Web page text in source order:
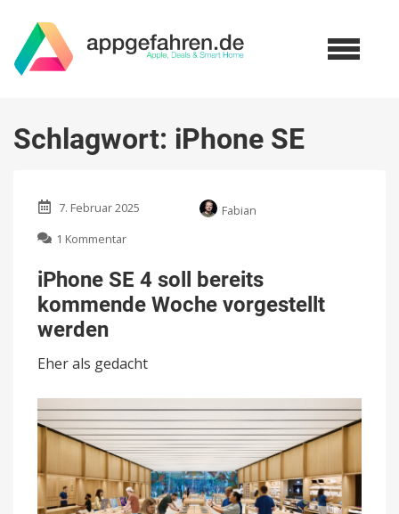
Schlagwort: iPhone SE
7. Februar 2025
Fabian
1 Kommentar
SE
4
soll
Woche
vorgestellt
iPhone SE 4 soll bereits
kommende Woche vorgestellt
werden
Eher als gedacht